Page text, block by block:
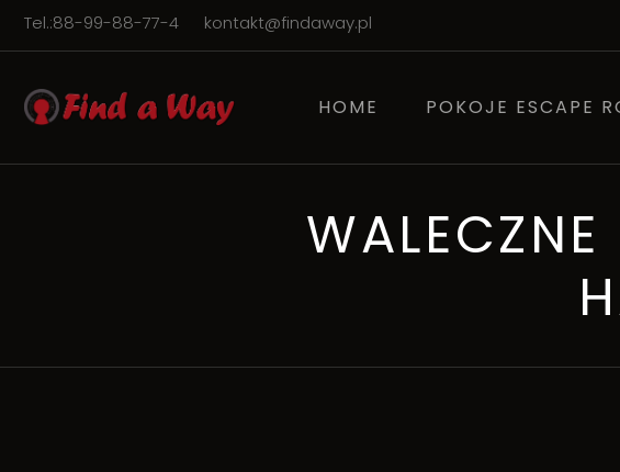
Tel.:88-99-88-77-4 kontakt@findaway.pl
HOME POKOJE ESCAPE